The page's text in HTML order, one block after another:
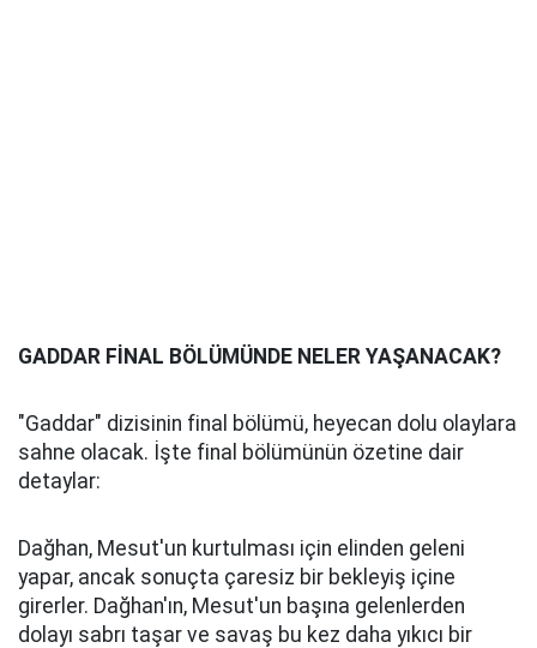
GADDAR FİNAL BÖLÜMÜNDE NELER YAŞANACAK?
"Gaddar" dizisinin final bölümü, heyecan dolu olaylara
sahne olacak. İşte final bölümünün özetine dair
detaylar:
Dağhan, Mesut'un kurtulması için elinden geleni
yapar, ancak sonuçta çaresiz bir bekleyiş içine
girerler. Dağhan'ın, Mesut'un başına gelenlerden
dolayı sabrı taşar ve savaş bu kez daha yıkıcı bir